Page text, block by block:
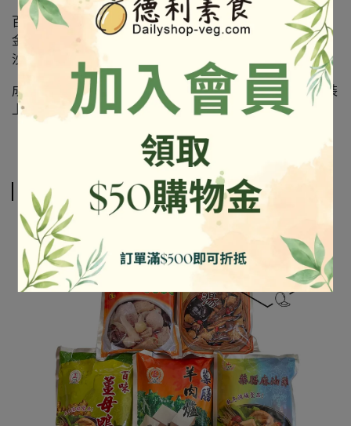
百菇雞鮑湯 /800g 蛋奶素
金湯酸菜魚 /800g 純素
沙茶海鮮鍋 /800g 蛋奶素
成份及營養標示如圖所示，若與圖片有差異時，以實際包裝
上標示為準
相關商品